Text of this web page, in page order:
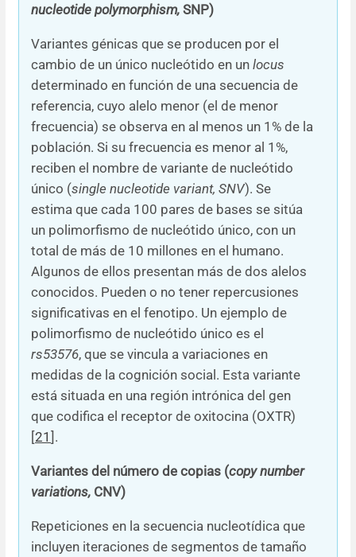
nucleotide polymorphism, SNP)
Variantes génicas que se producen por el
cambio de un único nucleótido en un locus
determinado en función de una secuencia de
referencia, cuyo alelo menor (el de menor
frecuencia) se observa en al menos un 1% de la
población. Si su frecuencia es menor al 1%,
reciben el nombre de variante de nucleótido
único (single nucleotide variant, SNV). Se
estima que cada 100 pares de bases se sitúa
un polimorfismo de nucleótido único, con un
total de más de 10 millones en el humano.
Algunos de ellos presentan más de dos alelos
conocidos. Pueden o no tener repercusiones
significativas en el fenotipo. Un ejemplo de
polimorfismo de nucleótido único es el
rs53576, que se vincula a variaciones en
medidas de la cognición social. Esta variante
está situada en una región intrónica del gen
que codifica el receptor de oxitocina (OXTR)
[21 ].
Variantes del número de copias (copy number
variations, CNV)
Repeticiones en la secuencia nucleotídica que
incluyen iteraciones de segmentos de tamaño